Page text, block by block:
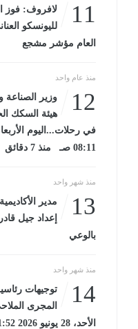
11
لافروف: فوز
لليونسكو
العام مؤشر مشجع
منذ عام واحد
12
وزير الصناعة
هيئة السكك
08:11 صـ منذ 7 دقائق
منذ شهر واحد
13
مدير
إعداد جيل
بالوعي
منذ شهر واحد
14
توجيهات
المجرى
الأحد، 28 يونيو 2026 01:52 مـ